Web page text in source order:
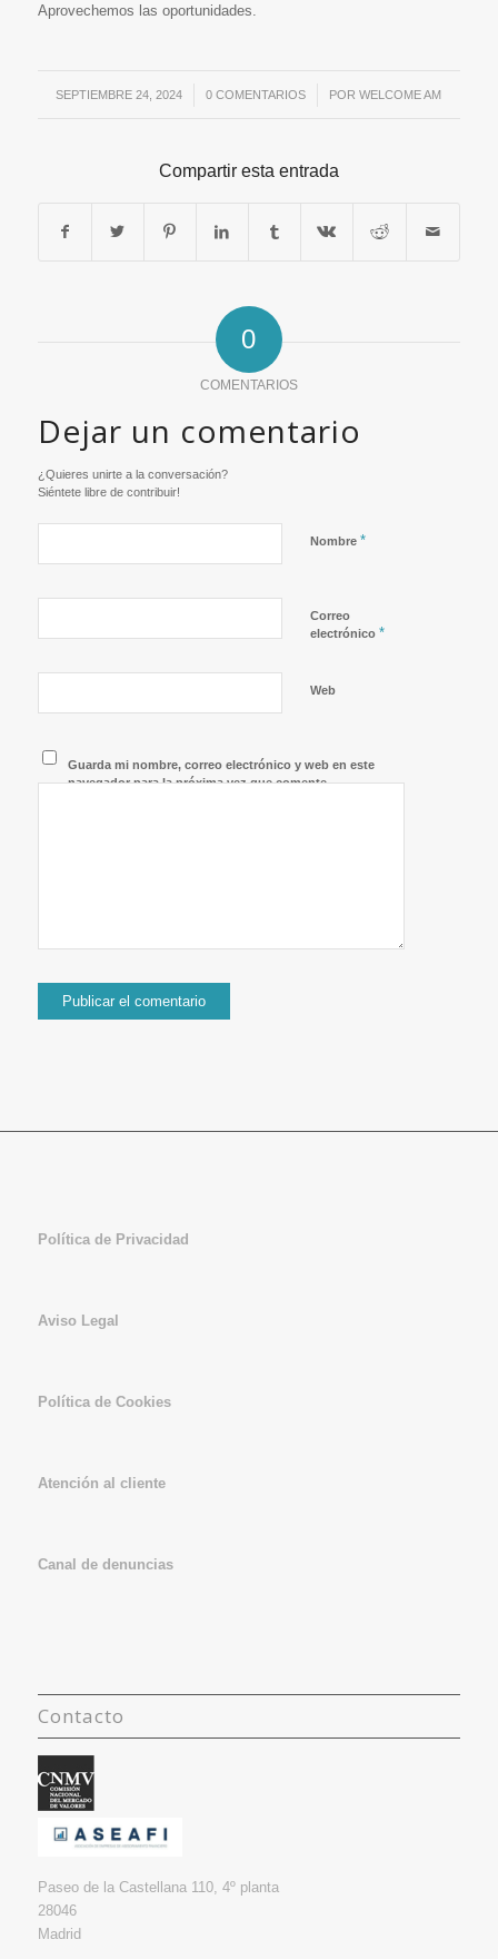
Aprovechemos las oportunidades.
SEPTIEMBRE 24, 2024
/ 0 COMENTARIOS
/ PORWELCOME AM
Compartir esta entrada
0
COMENTARIOS
Dejar un comentario
¿Quieres unirte a la conversación?
Siéntete libre de contribuir!
Nombre *
Correo
electrónico *
Web
Guarda mi nombre, correo electrónico y web en este
navegador para la próxima vez que comente.
Política de Privacidad
Aviso Legal
Política de Cookies
Atención al cliente
Canal de denuncias
Contacto
Paseo de la Castellana 110, 4º planta
28046
Madrid